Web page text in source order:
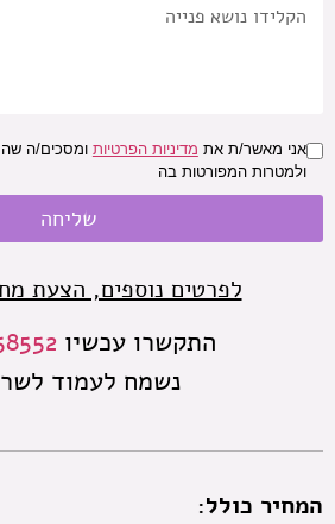
אני מאשר/ת את מדיניות הפרטיות ומסכים/ה
ולמטרות המפורטות בה
שליחה
לפרטים נוספים, הצעת
התקשרו עכשיו
נשמח לעמוד
המחיר כולל: